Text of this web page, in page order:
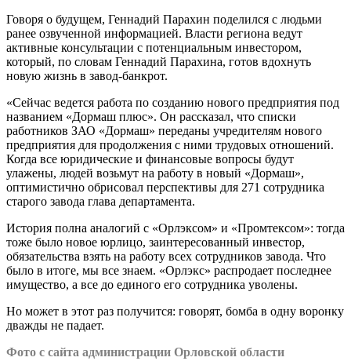
Говоря о будущем, Геннадий Парахин поделился с людьми
ранее озвученной информацией. Власти региона ведут
активные консультации с потенциальным инвестором,
который, по словам Геннадий Парахина, готов вдохнуть
новую жизнь в завод-банкрот.
«Сейчас ведется работа по созданию нового предприятия под
названием «Дормаш плюс». Он рассказал, что списки
работников ЗАО «Дормаш» переданы учредителям нового
предприятия для продолжения с ними трудовых отношений.
Когда все юридические и финансовые вопросы будут
улажены, людей возьмут на работу в новый «Дормаш»,
оптимистично обрисовал перспективы для 271 сотрудника
старого завода глава департамента.
История полна аналогий с «Орлэксом» и «Промтексом»: тогда
тоже было новое юрлицо, заинтересованный инвестор,
обязательства взять на работу всех сотрудников завода. Что
было в итоге, мы все знаем. «Орлэкс» распродает последнее
имущество, а все до единого его сотрудника уволены.
Но может в этот раз получится: говорят, бомба в одну воронку
дважды не падает.
Фото с сайта администрации Орловской области